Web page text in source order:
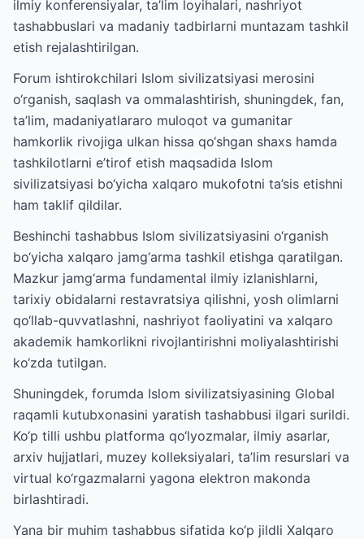
ilmiy konferensiyalar, ta’lim loyihalari, nashriyot
tashabbuslari va madaniy tadbirlarni muntazam tashkil
etish rejalashtirilgan.
Forum ishtirokchilari Islom sivilizatsiyasi merosini
o‘rganish, saqlash va ommalashtirish, shuningdek, fan,
ta’lim, madaniyatlararo muloqot va gumanitar
hamkorlik rivojiga ulkan hissa qo‘shgan shaxs hamda
tashkilotlarni e’tirof etish maqsadida Islom
sivilizatsiyasi bo‘yicha xalqaro mukofotni ta’sis etishni
ham taklif qildilar.
Beshinchi tashabbus Islom sivilizatsiyasini o‘rganish
bo‘yicha xalqaro jamg‘arma tashkil etishga qaratilgan.
Mazkur jamg‘arma fundamental ilmiy izlanishlarni,
tarixiy obidalarni restavratsiya qilishni, yosh olimlarni
qo‘llab-quvvatlashni, nashriyot faoliyatini va xalqaro
akademik hamkorlikni rivojlantirishni moliyalashtirishi
ko‘zda tutilgan.
Shuningdek, forumda Islom sivilizatsiyasining Global
raqamli kutubxonasini yaratish tashabbusi ilgari surildi.
Ko‘p tilli ushbu platforma qo‘lyozmalar, ilmiy asarlar,
arxiv hujjatlari, muzey kolleksiyalari, ta’lim resurslari va
virtual ko‘rgazmalarni yagona elektron makonda
birlashtiradi.
Yana bir muhim tashabbus sifatida ko‘p jildli Xalqaro